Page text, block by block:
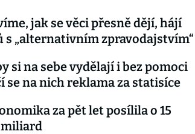
jak se věci přesně dějí, hájí
s „alternativním zpravodajstvím“
si na sebe vydělají i bez pomoci
se na nich reklama za statisíce
za pět let posílila o 15
miliard